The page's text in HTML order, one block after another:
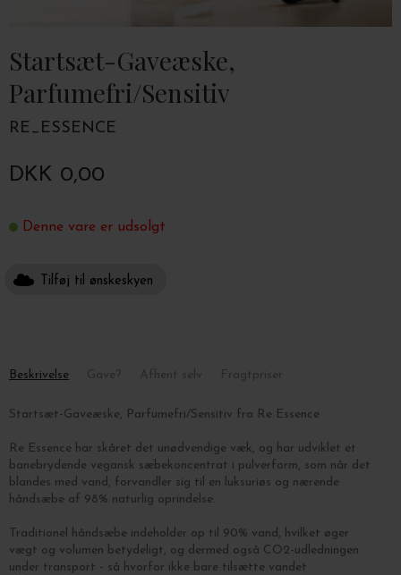
Startsæt-Gaveæske,
Parfumefri/Sensitiv
RE_ESSENCE
DKK 0,00
Denne vare er udsolgt
Tilføj til ønskeskyen
Beskrivelse
Startsæt-Gaveæske, Parfumefri/Sensitiv fra Re Essence
Re Essence har skåret det unødvendige væk, og har udviklet et
banebrydende vegansk sæbekoncentrat i pulverform, som når det
blandes med vand, forvandler sig til en luksuriøs og nærende
håndsæbe af 98% naturlig oprindelse.
Traditionel håndsæbe indeholder op til 90% vand, hvilket øger
vægt og volumen betydeligt, og dermed også CO2-udledningen
under transport - så hvorfor ikke bare tilsætte vandet